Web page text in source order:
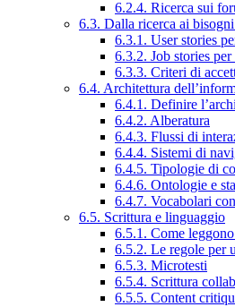
6.2.4. Ricerca sui
6.3. Dalla ricerca ai
6.3.1. User stories
6.3.2. Job stories
6.3.3. Criteri di
6.4. Architettura
6.4.1. Definire
6.4.2. Alberatura
6.4.3. Flussi di
6.4.4. Sistemi di
6.4.5. Tipologie di
6.4.6. Ontologie e
6.4.7. Vocabolari
6.5. Scrittura e linguaggio
6.5.1. Come
6.5.2. Le regole per
6.5.3. Microtesti
6.5.4. Scrittura
6.5.5. Content